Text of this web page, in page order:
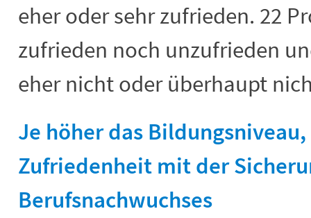
eher oder sehr zufrieden. 22
zufrieden noch unzufrieden
eher nicht oder überhaupt
Je höher das
Zufriedenheit mit der
Berufsnachwuchses